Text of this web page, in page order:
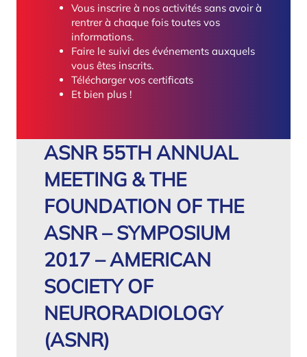
Vous inscrire à nos activités sans avoir à
rentrer à chaque fois toutes vos
informations.
Faire le suivi des événements auxquels
vous êtes inscrits.
Télécharger vos certificats
Et bien plus !
ASNR 55TH ANNUAL
MEETING & THE
FOUNDATION OF THE
ASNR – SYMPOSIUM
2017 – AMERICAN
SOCIETY OF
NEURORADIOLOGY
(ASNR)